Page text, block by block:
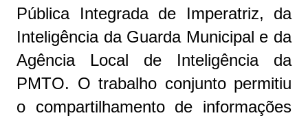
Pública Integrada de Imperatriz, da
Inteligência da Guarda Municipal e da
Agência Local de Inteligência da
PMTO. O trabalho conjunto permitiu
o compartilhamento de informações